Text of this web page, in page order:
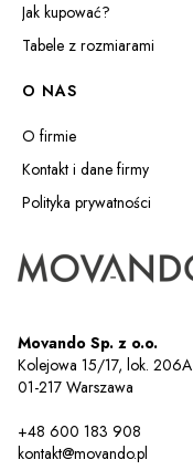
Jak kupować?
Tabele z rozmiarami
O NAS
O firmie
Kontakt i dane firmy
Polityka prywatności
Movando Sp. z o.o.
Kolejowa 15/17, lok. 206A
01-217 Warszawa
+48 600 183 908
kontakt@movando.pl